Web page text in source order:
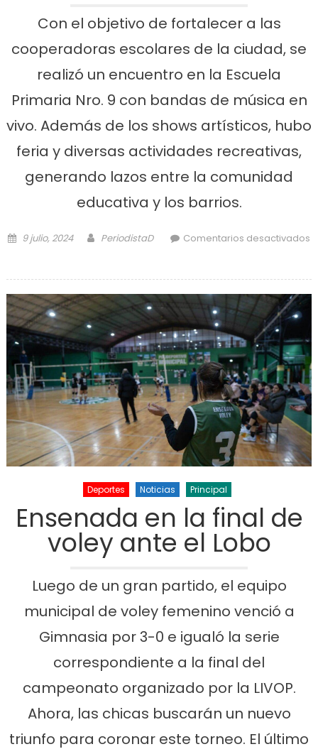
Con el objetivo de fortalecer a las
cooperadoras escolares de la ciudad, se
realizó un encuentro en la Escuela
Primaria Nro. 9 con bandas de música en
vivo. Además de los shows artísticos, hubo
feria y diversas actividades recreativas,
generando lazos entre la comunidad
educativa y los barrios.
Posted on
9 julio, 2024 Author
PeriodistaD
Comentarios desactivados
Deportes Noticias Principal
Ensenada en la final de
voley ante el Lobo
Luego de un gran partido, el equipo
municipal de voley femenino venció a
Gimnasia por 3-0 e igualó la serie
correspondiente a la final del
campeonato organizado por la LIVOP.
Ahora, las chicas buscarán un nuevo
triunfo para coronar este torneo. El último